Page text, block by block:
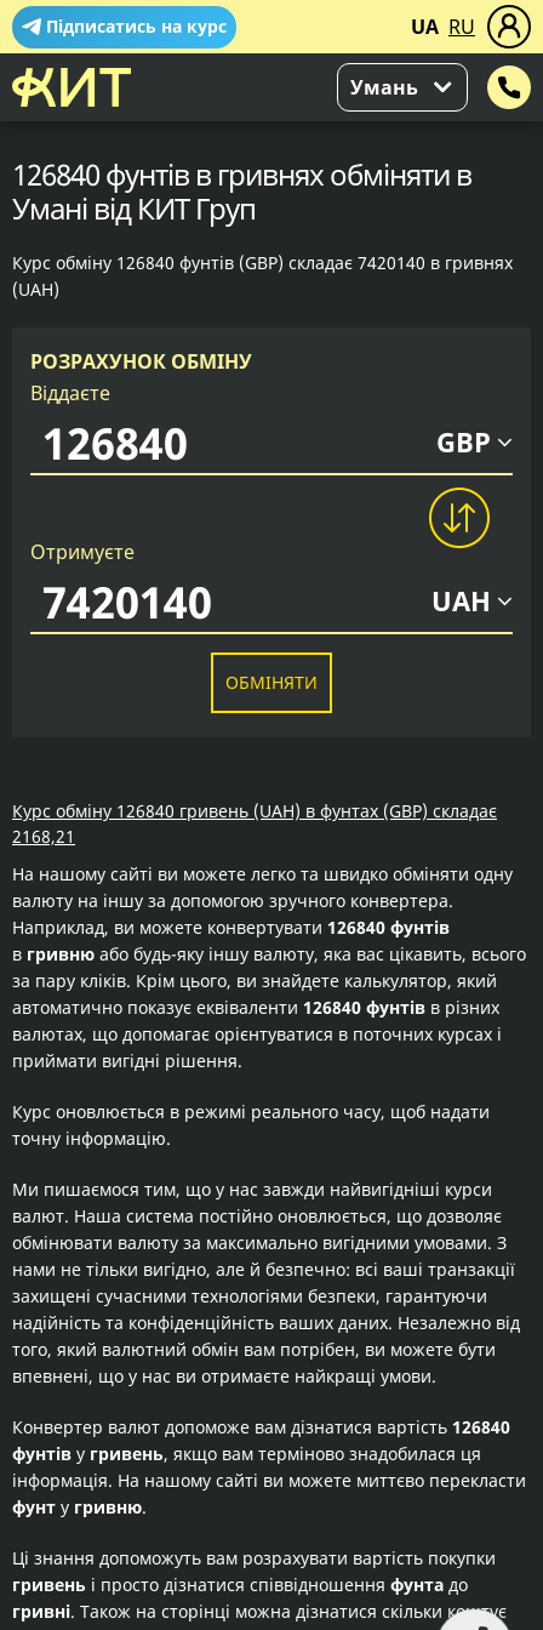
Підписатись на курс UA RU
Умань
126840 фунтів в гривнях обміняти в
Умані від КИТ Груп
Курс обміну 126840 фунтів (GBP) складає 7420140 в гривнях
(UAH)
РОЗРАХУНОК ОБМІНУ
Віддаєте
GBP
Отримуєте
UAH
ОБМІНЯТИ
Курс обміну 126840 гривень (UAH) в фунтах (GBP) складає
2168,21
На нашому сайті ви можете легко та швидко обміняти одну
валюту на іншу за допомогою зручного конвертера.
Наприклад, ви можете конвертувати 126840 фунтів
в гривню або будь-яку іншу валюту, яка вас цікавить, всього
за пару кліків. Крім цього, ви знайдете калькулятор, який
автоматично показує еквіваленти 126840 фунтів в різних
валютах, що допомагає орієнтуватися в поточних курсах і
приймати вигідні рішення.
Курс оновлюється в режимі реального часу, щоб надати
точну інформацію.
Ми пишаємося тим, що у нас завжди найвигідніші курси
валют. Наша система постійно оновлюється, що дозволяє
обмінювати валюту за максимально вигідними умовами. З
нами не тільки вигідно, але й безпечно: всі ваші транзакції
захищені сучасними технологіями безпеки, гарантуючи
надійність та конфіденційність ваших даних. Незалежно від
того, який валютний обмін вам потрібен, ви можете бути
впевнені, що у нас ви отримаєте найкращі умови.
Конвертер валют допоможе вам дізнатися вартість 126840
фунтів у гривень, якщо вам терміново знадобилася ця
інформація. На нашому сайті ви можете миттєво перекласти
фунт у гривню.
Ці знання допоможуть вам розрахувати вартість покупки
гривень і просто дізнатися співвідношення фунта до
гривні. Також на сторінці можна дізнатися скільки коштує